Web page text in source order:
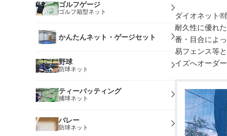
ダイオネット®
耐久性に優れ
番・目合によ
易フェンス等
イズへオーダ
ゴルフゲージ
ゴルフ箱型ネット
かんたんネット・ゲージセット
野球
防球ネット
ティーバッティング
捕球ネット
バレー
防球ネット